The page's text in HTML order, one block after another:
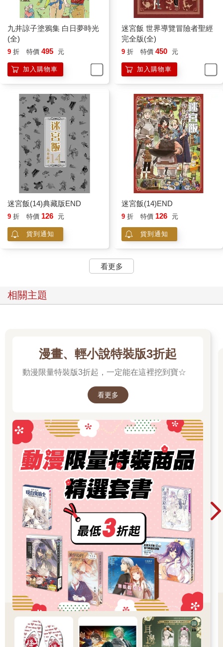
九井諒子塗鴉集 白日夢時光
(全)
9 折 特價 495 元
加入購物車
迷宮飯 世界導覽冒險者聖經
完全版(全)
9 折 特價 450 元
加入購物車
迷宮飯(14)典藏版END
9 折 特價 126 元
貨到通知
迷宮飯(14)END
9 折 特價 126 元
貨到通知
看更多
相關主題
漫畫、輕小說特裝版3折起
動漫限量特裝版3折起，一定能在這裡挖到寶☆
看更多